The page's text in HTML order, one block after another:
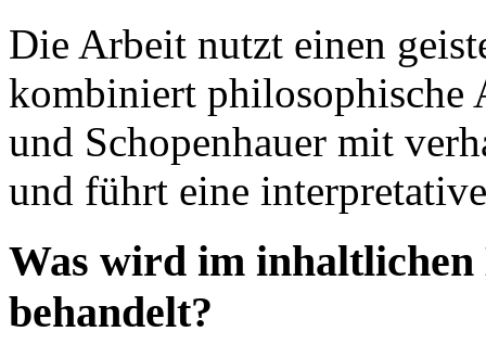
Die Arbeit nutzt einen
kombiniert philosophische
und Schopenhauer mit
und führt eine
Was wird im
behandelt?